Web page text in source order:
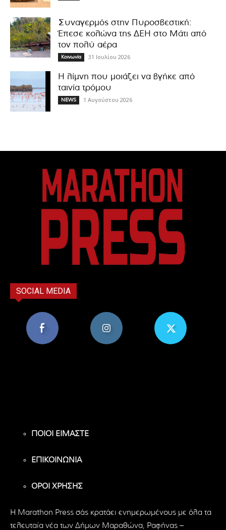
Συναγερμός στην Πυροσβεστική:
Έπεσε κολώνα της ΔΕΗ στο Μάτι από
τον πολύ αέρα
Κοινωνία 31 Ιουλίου 2026
Η λίμνη που μοιάζει να βγήκε από
ταινία τρόμου
NEWS 1 Αυγούστου 2026
SOCIAL MEDIA
ΠΟΙΟΙ ΕΙΜΑΣΤΕ
ΕΠΙΚΟΙΝΩΝΙΑ
ΟΡΟΙ ΧΡΗΣΗΣ
H Marathon Press σάς κρατάει ενημερωμένους με όλα τα
τελευταία νέα των Δήμων Μαραθώνα, Ραφήνας –